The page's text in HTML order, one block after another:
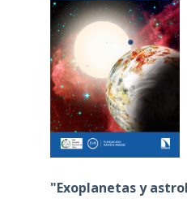
"Exoplanetas y